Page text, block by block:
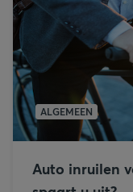
ALGEMEEN
Auto inruilen